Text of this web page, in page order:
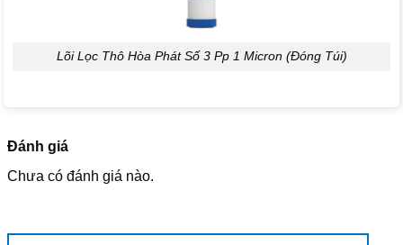
Lõi Lọc Thô Hòa Phát Số 3 Pp 1 Micron (Đóng Túi)
Đánh giá
Chưa có đánh giá nào.